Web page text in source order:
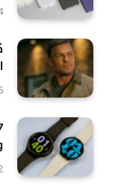
4
6
2